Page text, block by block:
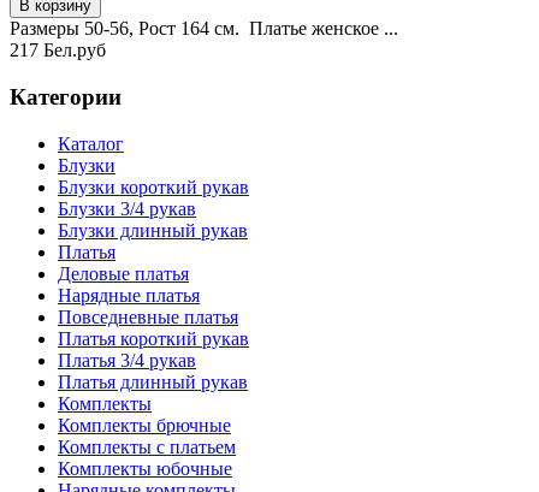
Размеры 50-56, Рост 164 см. Платье женское ...
217 Бел.руб
Категории
Каталог
Блузки
Блузки короткий рукав
Блузки 3/4 рукав
Блузки длинный рукав
Платья
Деловые платья
Нарядные платья
Повседневные платья
Платья короткий рукав
Платья 3/4 рукав
Платья длинный рукав
Комплекты
Комплекты брючные
Комплекты с платьем
Комплекты юбочные